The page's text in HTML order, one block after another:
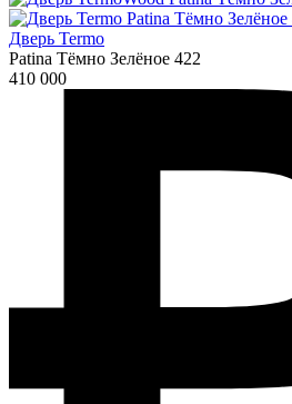
Дверь Termo
Patina Тёмно Зелёное 422
410 000